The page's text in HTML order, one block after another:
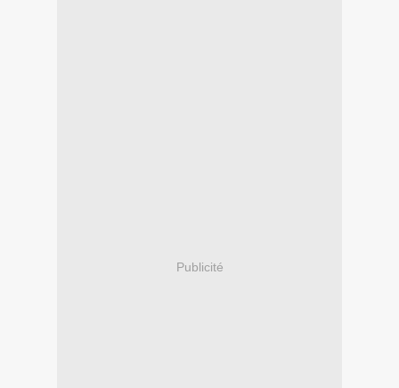
Publicité